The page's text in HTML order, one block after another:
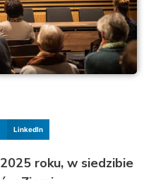
LinkedIn
roku, w siedzibie